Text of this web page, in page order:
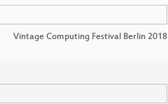
Vintage Computing Festival Berlin 2018